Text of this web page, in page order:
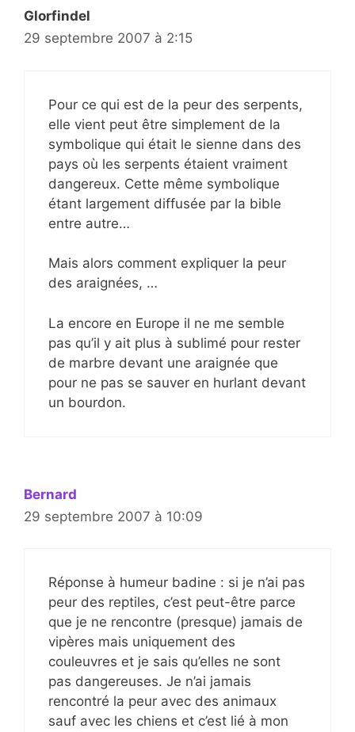
Glorfindel
29 septembre 2007 à 2:15
Pour ce qui est de la peur des serpents,
elle vient peut être simplement de la
symbolique qui était le sienne dans des
pays où les serpents étaient vraiment
dangereux. Cette même symbolique
étant largement diffusée par la bible
entre autre…
Mais alors comment expliquer la peur
des araignées, …
La encore en Europe il ne me semble
pas qu’il y ait plus à sublimé pour rester
de marbre devant une araignée que
pour ne pas se sauver en hurlant devant
un bourdon.
Bernard
29 septembre 2007 à 10:09
Réponse à humeur badine : si je n’ai pas
peur des reptiles, c’est peut-être parce
que je ne rencontre (presque) jamais de
vipères mais uniquement des
couleuvres et je sais qu’elles ne sont
pas dangereuses. Je n’ai jamais
rencontré la peur avec des animaux
sauf avec les chiens et c’est lié à mon